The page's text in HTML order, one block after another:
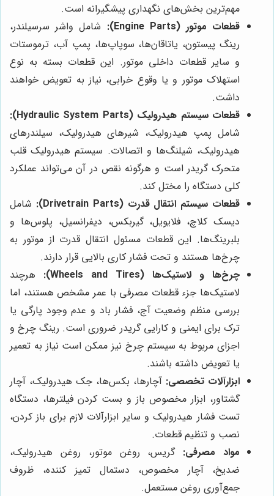
مهم‌ترین بخش‌های نگهداری پیشگیرانه است.
قطعات موتور (Engine Parts):
شامل واشر سرسیلندر،
رینگ پیستون، یاتاقان‌ها، سوپاپ‌ها، پمپ آب، ترموستات
و سایر قطعات داخلی موتور. این قطعات بسته به نوع
استهلاک موتور و یا وقوع خرابی، نیاز به تعویض خواهند
داشت.
قطعات سیستم هیدرولیک (Hydraulic System Parts):
شامل پمپ هیدرولیک، شیرهای هیدرولیک، سیلندرهای
هیدرولیک، شیلنگ‌ها و اتصالات. سیستم هیدرولیک قلب
متحرک گریدر است و هرگونه نقص در آن می‌تواند عملکرد
کلی دستگاه را مختل کند.
قطعات سیستم انتقال قدرت (Drivetrain Parts):
شامل
دیسک کلاچ، فلایویل، گیربکس، دیفرانسیل، پلوس‌ها و
بلبرینگ‌ها. این قطعات مسئول انتقال قدرت از موتور به
چرخ‌ها هستند و تحت فشار کاری بالایی قرار دارند.
چرخ‌ها و لاستیک‌ها (Wheels and Tires):
هرچند
لاستیک‌ها جزء قطعات مصرفی با عمر مشخص هستند، اما
بررسی منظم وضعیت آج، فشار باد و عدم وجود پارگی یا
ترک برای ایمنی و کارایی گریدر ضروری است. رینگ چرخ و
اجزای مربوط به سیستم چرخ نیز ممکن است نیاز به تعمیر
یا تعویض داشته باشند.
ابزارآلات تخصصی: آچارها، بکس‌ها، جک هیدرولیک، آچار
گشتاور، ابزار مخصوص باز و بست کردن فیلترها، دستگاه
تست فشار هیدرولیک و سایر ابزارآلات لازم برای باز کردن،
نصب و تنظیم قطعات.
مواد مصرفی: گریس، روغن موتور، روغن هیدرولیک،
ضدیخ، آچار مخصوص، دستمال تمیز کننده، ظروف
جمع‌آوری روغن مستعمل.